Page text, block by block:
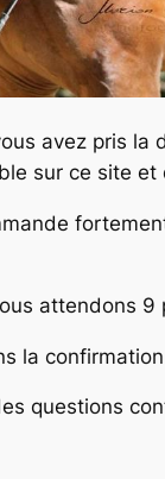
avez pris la
sur ce site
attendons 9
la
questions